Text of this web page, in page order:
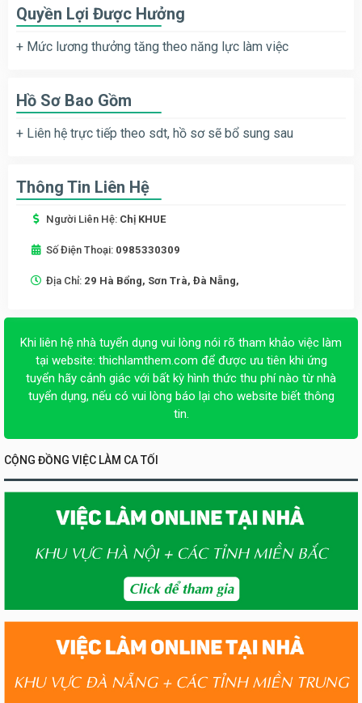
Quyền Lợi Được Hưởng
+ Mức lương thưởng tăng theo năng lực làm việc
Hồ Sơ Bao Gồm
+ Liên hệ trực tiếp theo sdt, hồ sơ sẽ bổ sung sau
Thông Tin Liên Hệ
Người Liên Hệ: Chị KHUE
Số Điện Thoại: 0985330309
Địa Chỉ: 29 Hà Bổng, Sơn Trà, Đà Nẵng,
Khi liên hệ nhà tuyển dụng vui lòng nói rõ tham khảo việc làm
tại website: thichlamthem.com để được ưu tiên khi ứng
tuyển hãy cảnh giác với bất kỳ hình thức thu phí nào từ nhà
tuyển dụng, nếu có vui lòng báo lại cho website biết thông
tin.
CỘNG ĐỒNG VIỆC LÀM CA TỐI